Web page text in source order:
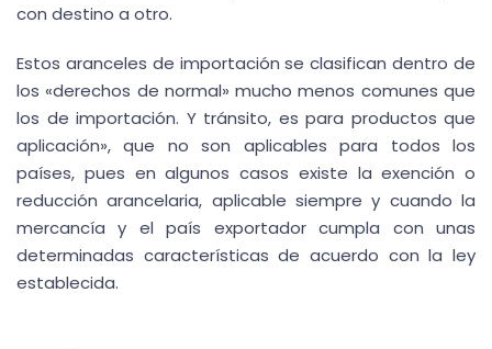
con destino a otro.
Estos aranceles de importación se clasifican dentro de
los «derechos de normal» mucho menos comunes que
los de importación. Y tránsito, es para productos que
aplicación», que no son aplicables para todos los
países, pues en algunos casos existe la exención o
reducción arancelaria, aplicable siempre y cuando la
mercancía y el país exportador cumpla con unas
determinadas características de acuerdo con la ley
establecida.